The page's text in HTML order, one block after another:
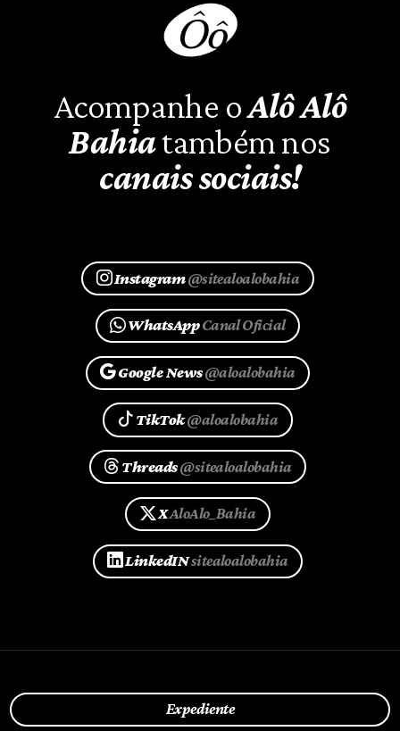
Acompanhe oAlô Alô
Bahiatambém nos
canais sociais!
Instagram@sitealoalobahia
WhatsAppCanal Oficial
Google News@aloalobahia
TikTok@aloalobahia
Threads@sitealoalobahia
XAloAlo_Bahia
LinkedINsitealoalobahia
Expediente